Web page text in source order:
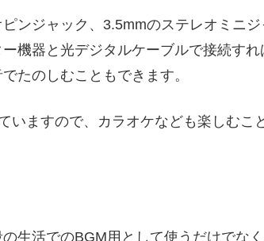
ンジャック、3.5mmのステレオミニ
機器と光デジタルケーブルで接続す
たのしむこともできます。
いますので、カラオケなども楽しむこ
生活でのBGM用として使うだけでな